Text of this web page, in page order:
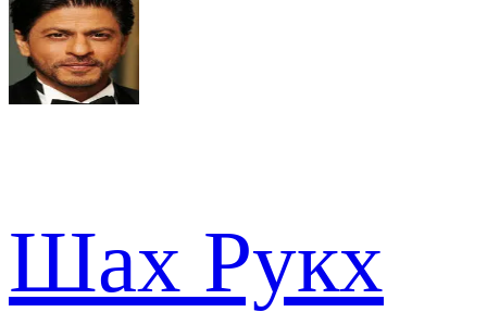
Шах Рукх